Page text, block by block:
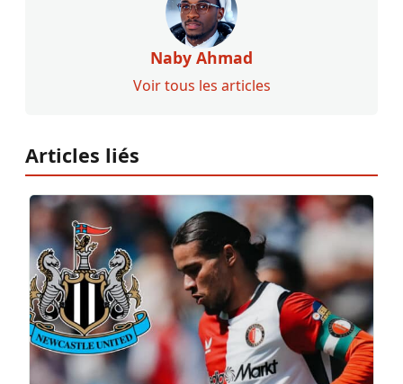
Naby Ahmad
Voir tous les articles
Articles liés